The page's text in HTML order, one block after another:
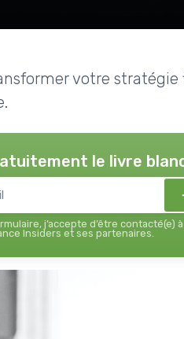
votre stratégie
le livre
j’accepte d’être contacté(e)
Insiders et ses partenaires.